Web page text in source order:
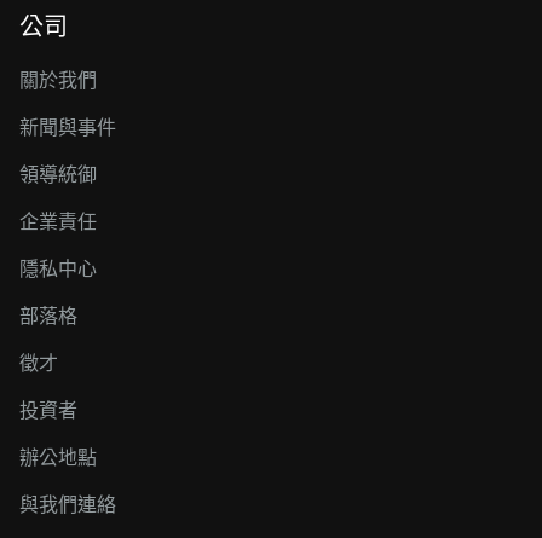
公司
關於我們
新聞與事件
領導統御
企業責任
隱私中心
部落格
徵才
投資者
辦公地點
與我們連絡